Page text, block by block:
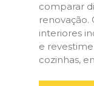
comparar
renovação.
interiores
e
cozinhas,